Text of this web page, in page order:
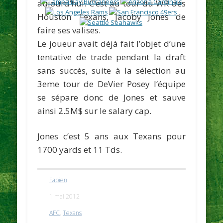
aujourd’hui. C’est au tour du WR des
Houston Texans,Jacoby Jonesde
faire ses valises.
Le joueur avait déjà fait l’objet d’une
tentative de trade pendant la draft
sans succès, suite à la sélection au
3eme tour de DeVier Posey l’équipe
se sépare donc de Jones et sauve
ainsi 2.5M$ sur le salary cap.
Jones c’est 5 ans aux Texans pour
1700 yards et 11 Tds.
Fabien
1 mai 2012
AFC,Texans